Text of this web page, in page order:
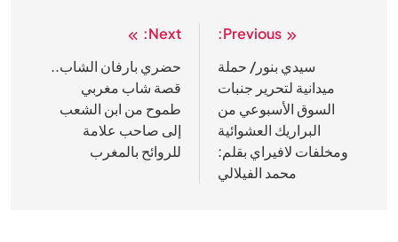
المقالات
Previous:
سيدي بنور/ حملة
ميدانية لتحرير جنبات
السوق الأسبوعي من
البراريك العشوائية
ومخلفات لافيراي بقلم:
محمد الفيلالي
Next:
حضري بارفان الشاب..
قصة شاب مغربي
طموح من ابن الشعب
إلى صاحب علامة
للروائح بالمغرب